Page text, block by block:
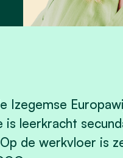
Izegemse
leerkracht
de werkvloer is